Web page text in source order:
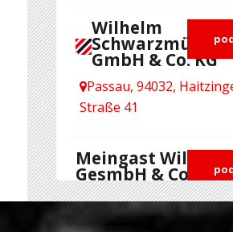
Wilhelm
Schwarzmüller
GmbH & Co. KG
Passau, 94032,
Straße 41
Meingast Willi
GesmbH & Co KG
Salzburg, 5020,
Röcklbrunnstraße 11